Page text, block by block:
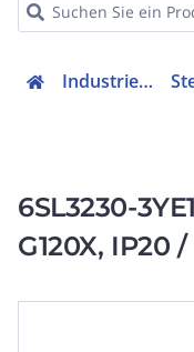
Industriekomponenten
6SL3230-
G120X, IP20